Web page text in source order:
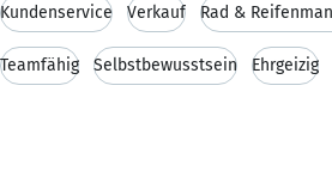
Kundenservice Verkauf Rad &
Teamfähig Selbstbewusstsein Ehrgeizig